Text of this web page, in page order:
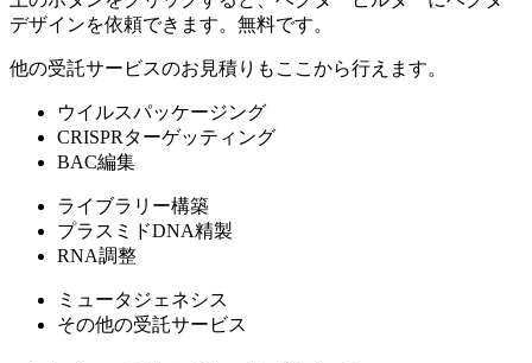
デザインを依頼できます。無料です。
他の受託サービスのお見積りもここから行えます。
ウイルスパッケージング
CRISPRターゲッティング
BAC編集
ライブラリー構築
プラスミドDNA精製
RNA調整
ミュータジェネシス
その他の受託サービス